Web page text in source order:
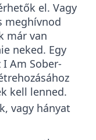
el. Vagy
meghívnod
már van
neked. Egy
Am Sober-
kell lenned.
vagy hányat